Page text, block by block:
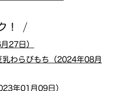
！
27日）
乳わらびもち（2024年08月
年01月09日）